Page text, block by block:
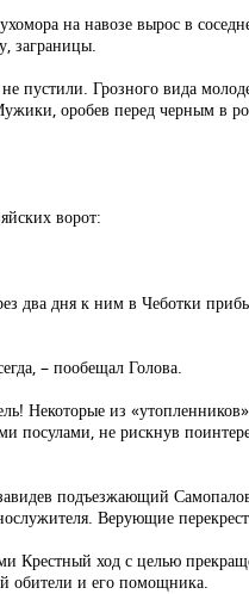
на навозе вырос в
заграницы.
пустили. Грозного вида
оробев перед черным в
ворот:
два дня к ним в Чеботки
– пообещал Голова.
Некоторые из
не рискнув
подъезжающий
Верующие
ход с целью
обители и его помощника.